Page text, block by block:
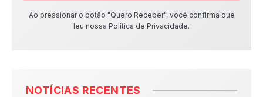
Ao pressionar o botão "Quero Receber", você confirma que
leu nossa Política de Privacidade.
NOTÍCIAS RECENTES